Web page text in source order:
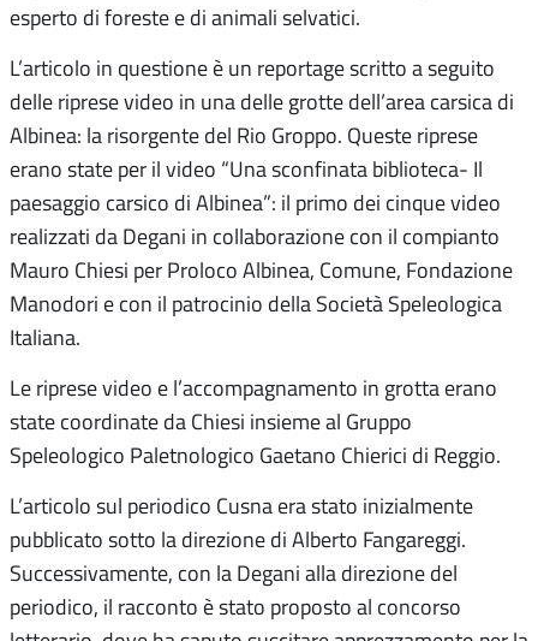
esperto di foreste e di animali selvatici.
L’articolo in questione è un reportage scritto a seguito
delle riprese video in una delle grotte dell’area carsica di
Albinea: la risorgente del Rio Groppo. Queste riprese
erano state per il video “Una sconfinata biblioteca- Il
paesaggio carsico di Albinea”: il primo dei cinque video
realizzati da Degani in collaborazione con il compianto
Mauro Chiesi per Proloco Albinea, Comune, Fondazione
Manodori e con il patrocinio della Società Speleologica
Italiana.
Le riprese video e l’accompagnamento in grotta erano
state coordinate da Chiesi insieme al Gruppo
Speleologico Paletnologico Gaetano Chierici di Reggio.
L’articolo sul periodico Cusna era stato inizialmente
pubblicato sotto la direzione di Alberto Fangareggi.
Successivamente, con la Degani alla direzione del
periodico, il racconto è stato proposto al concorso